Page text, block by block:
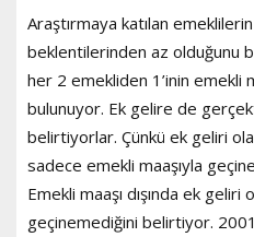
Araştırmaya katılan emeklilerin
beklentilerinden az olduğunu
her 2 emekliden 1’inin emekli
bulunuyor. Ek gelire de
belirtiyorlar. Çünkü ek geliri
sadece emekli maaşıyla
Emekli maaşı dışında ek geliri
geçinemediğini belirtiyor.